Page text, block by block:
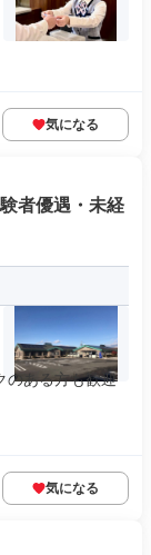
気になる
者優遇・未経
のある方も歓迎
気になる